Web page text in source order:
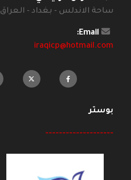
ساحة الاندلس - بغداد - العراق
Email:
iraqicp@hotmail.com
بوستر
--------------------